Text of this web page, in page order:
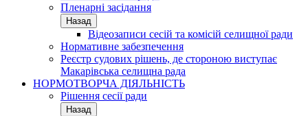
Пленарні засідання
Назад
Відеозаписи сесій та комісій селищної ради
Нормативне забезпечення
Реєстр судових рішень, де стороною виступає
Макарівська селищна рада
НОРМОТВОРЧА ДІЯЛЬНІСТЬ
Рішення сесії ради
Назад